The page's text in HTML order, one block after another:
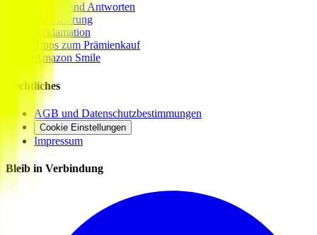
Fragen und Antworten
Finanzierung
Reklamation
Tipps zum Prämienkauf
Amazon Smile
Rechtliches
AGB und Datenschutzbestimmungen
Cookie Einstellungen
Impressum
Bleib in Verbindung